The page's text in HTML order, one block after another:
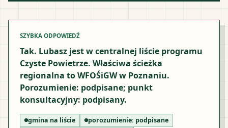
SZYBKA ODPOWIEDŹ
Tak. Lubasz jest w centralnej liście programu
Czyste Powietrze. Właściwa ścieżka
regionalna to WFOŚiGW w Poznaniu.
Porozumienie: podpisane; punkt
konsultacyjny: podpisany.
gmina na liście porozumienie: podpisane